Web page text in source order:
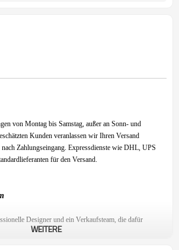
von Montag bis Samstag, außer an Sonn- und
Kunden veranlassen wir Ihren Versand
Zahlungseingang. Expressdienste wie DHL, UPS
für den Versand.
Designer und ein Verkaufsteam, die dafür
Produkt zufrieden sind und ein angenehmes
WEITERE